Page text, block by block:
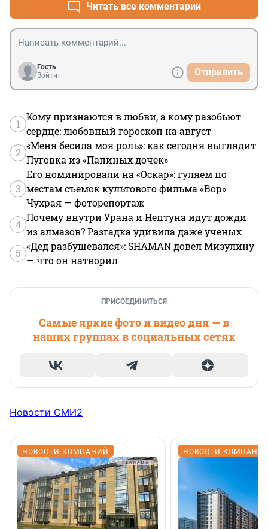
Читать все комментарии
Гость
Войти
Отправить
1
Кому признаются в любви, а кому разобьют
сердце: любовный гороскоп на август
2
«Меня бесила моя роль»: как сегодня выглядит
Пуговка из «Папиных дочек»
3
Его номинировали на «Оскар»: гуляем по
местам съемок культового фильма «Вор»
Чухрая — фоторепортаж
4
Почему внутри Урана и Нептуна идут дожди
из алмазов? Разгадка удивила даже ученых
5
«Дед разбушевался»: SHAMAN довел Мизулину
— что он натворил
ПРИСОЕДИНИТЬСЯ
Самые яркие фото и видео дня — в
наших группах в социальных сетях
Новости СМИ2
НОВОСТИ КОМПАНИЙ НОВОСТИ